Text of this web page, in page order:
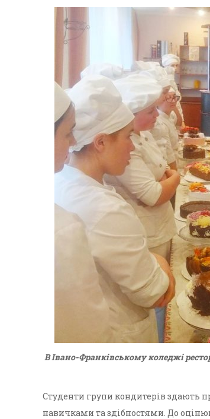
В Івано-Франківському коледжі
Студенти групи кондитерів здають
навичками та здібностями. До